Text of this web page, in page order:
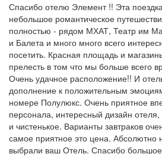
Спасибо отелю Элемент !! Эта
небольшое романтическое
полностью - рядом МХАТ, Театр им
и Балета и много много всего
посетить. Красная площадь и
прелесть в том что мы больше всего
Очень удачное расположение!! И
дополнение к положительным
номере Полулюкс. Очень приятное
персонала, интересный дизайн
и чистенькое. Варианты завтраков
самое приятное это цена. Абсолютно
выбрали ваш Отель. Спасибо